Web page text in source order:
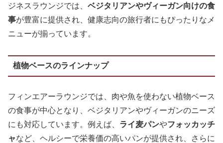
ジネスラウンジでは、 ベジタリアンやヴィーガン向けの食
事が豊富に提供され、健康志向の旅行者にもぴったりなメ
ニューが揃っています。
植物ベースのラインナップ
フィンエアーラウンジでは、肉や魚を使わない植物ベース
の食事が中心となり、ベジタリアンやヴィーガンのニーズ
にも対応しています。例えば、 ライ麦パンやフォッカッチ
ャなど、ヘルシーで栄養価の高いパンが提供され、さらに